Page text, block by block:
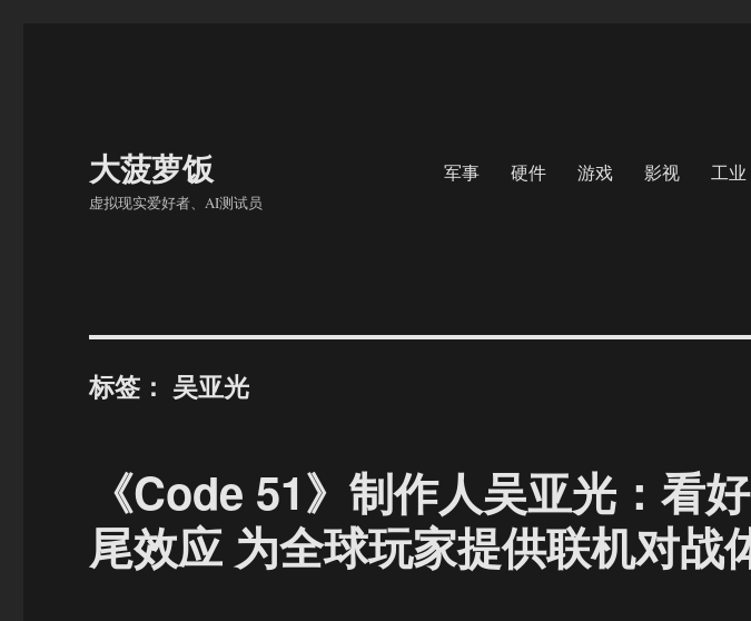
大菠萝饭
虚拟现实爱好者、AI测试员
军事 硬件 游戏 影视 工业
标签： 吴亚光
《Code 51》制作人吴亚光：看
尾效应 为全球玩家提供联机对战